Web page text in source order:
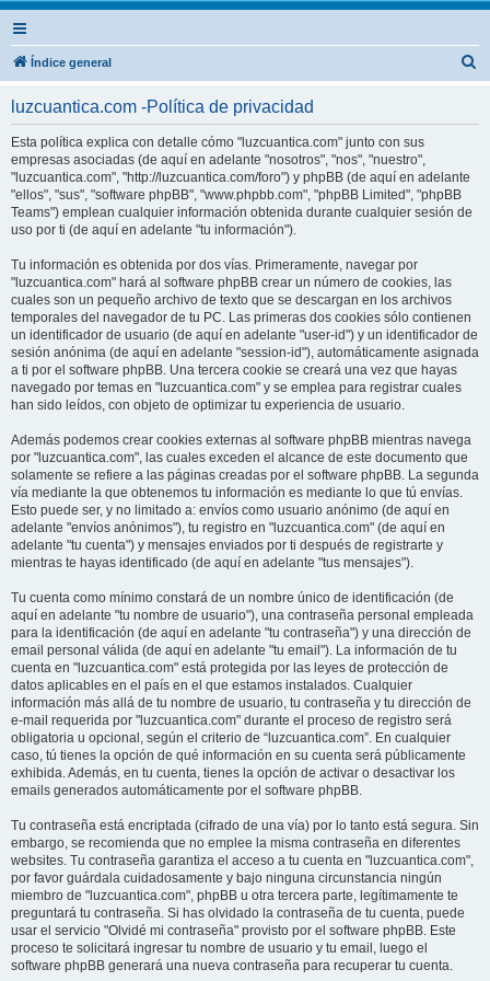
Índice general
luzcuantica.com -Política de privacidad
Esta política explica con detalle cómo "luzcuantica.com" junto con sus
empresas asociadas (de aquí en adelante "nosotros", "nos", "nuestro",
"luzcuantica.com", "http://luzcuantica.com/foro") y phpBB (de aquí en adelante
"ellos", "sus", "software phpBB", "www.phpbb.com", "phpBB Limited", "phpBB
Teams") emplean cualquier información obtenida durante cualquier sesión de
uso por ti (de aquí en adelante "tu información").
Tu información es obtenida por dos vías. Primeramente, navegar por
"luzcuantica.com" hará al software phpBB crear un número de cookies, las
cuales son un pequeño archivo de texto que se descargan en los archivos
temporales del navegador de tu PC. Las primeras dos cookies sólo contienen
un identificador de usuario (de aquí en adelante "user-id") y un identificador de
sesión anónima (de aquí en adelante "session-id"), automáticamente asignada
a ti por el software phpBB. Una tercera cookie se creará una vez que hayas
navegado por temas en "luzcuantica.com" y se emplea para registrar cuales
han sido leídos, con objeto de optimizar tu experiencia de usuario.
Además podemos crear cookies externas al software phpBB mientras navega
por "luzcuantica.com", las cuales exceden el alcance de este documento que
solamente se refiere a las páginas creadas por el software phpBB. La segunda
vía mediante la que obtenemos tu información es mediante lo que tú envías.
Esto puede ser, y no limitado a: envíos como usuario anónimo (de aquí en
adelante "envíos anónimos"), tu registro en "luzcuantica.com" (de aquí en
adelante "tu cuenta") y mensajes enviados por ti después de registrarte y
mientras te hayas identificado (de aquí en adelante "tus mensajes").
Tu cuenta como mínimo constará de un nombre único de identificación (de
aquí en adelante "tu nombre de usuario"), una contraseña personal empleada
para la identificación (de aquí en adelante "tu contraseña") y una dirección de
email personal válida (de aquí en adelante "tu email"). La información de tu
cuenta en "luzcuantica.com" está protegida por las leyes de protección de
datos aplicables en el país en el que estamos instalados. Cualquier
información más allá de tu nombre de usuario, tu contraseña y tu dirección de
e-mail requerida por "luzcuantica.com" durante el proceso de registro será
obligatoria u opcional, según el criterio de “luzcuantica.com”. En cualquier
caso, tú tienes la opción de qué información en su cuenta será públicamente
exhibida. Además, en tu cuenta, tienes la opción de activar o desactivar los
emails generados automáticamente por el software phpBB.
Tu contraseña está encriptada (cifrado de una vía) por lo tanto está segura. Sin
embargo, se recomienda que no emplee la misma contraseña en diferentes
websites. Tu contraseña garantiza el acceso a tu cuenta en "luzcuantica.com",
por favor guárdala cuidadosamente y bajo ninguna circunstancia ningún
miembro de "luzcuantica.com", phpBB u otra tercera parte, legítimamente te
preguntará tu contraseña. Si has olvidado la contraseña de tu cuenta, puede
usar el servicio "Olvidé mi contraseña" provisto por el software phpBB. Este
proceso te solicitará ingresar tu nombre de usuario y tu email, luego el
software phpBB generará una nueva contraseña para recuperar tu cuenta.